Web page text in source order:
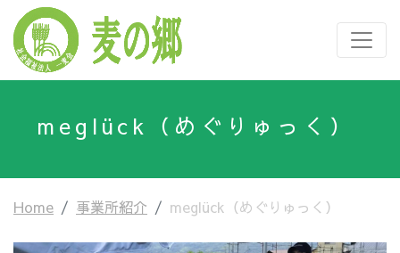
meglück（めぐりゅっく）
Home 事業所紹介 meglück（めぐりゅっく）